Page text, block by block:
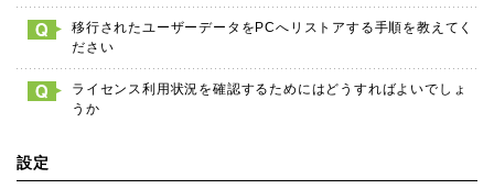
移行されたユーザーデータをPCへリストアする手順を教えてく
ださい
ライセンス利用状況を確認するためにはどうすればよいでしょ
うか
設定